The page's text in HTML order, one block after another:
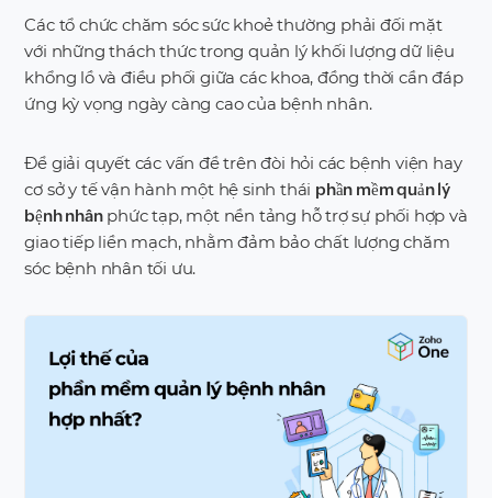
Các tổ chức chăm sóc sức khoẻ thường phải đối mặt
với những thách thức trong quản lý khối lượng dữ liệu
khổng lồ và điều phối giữa các khoa, đồng thời cần đáp
ứng kỳ vọng ngày càng cao của bệnh nhân.
Để giải quyết các vấn đề trên đòi hỏi các bệnh viện hay
cơ sở y tế vận hành một hệ sinh thái phần mềm quản lý
bệnh nhânphức tạp, một nền tảng hỗ trợ sự phối hợp và
giao tiếp liền mạch, nhằm đảm bảo chất lượng chăm
sóc bệnh nhân tối ưu.